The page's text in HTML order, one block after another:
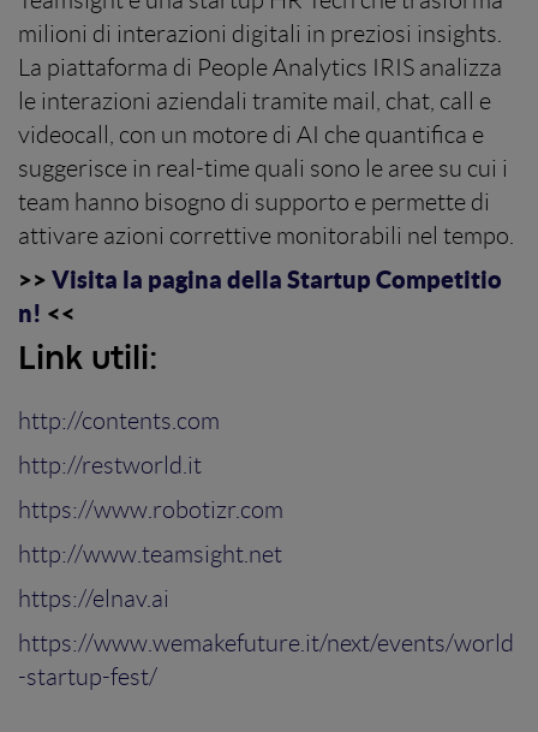
milioni di interazioni digitali in preziosi insights.
La piattaforma di People Analytics IRIS analizza
le interazioni aziendali tramite mail, chat, call e
videocall, con un motore di AI che quantifica e
suggerisce in real-time quali sono le aree su cui i
team hanno bisogno di supporto e permette di
attivare azioni correttive monitorabili nel tempo.
>> Visita la pagina della Startup Competitio
n! <<
Link utili:
http://contents.com
http://restworld.it
https://www.robotizr.com
http://www.teamsight.net
https://elnav.ai
https://www.wemakefuture.it/next/events/world
-startup-fest/